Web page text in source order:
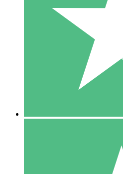
Paga según el uso con créditos
10
10
20